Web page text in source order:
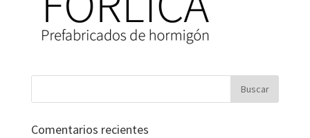
Comentarios recientes